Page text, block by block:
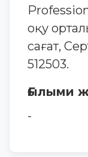
оқу
сағат,
512503.
Ғылыми
-